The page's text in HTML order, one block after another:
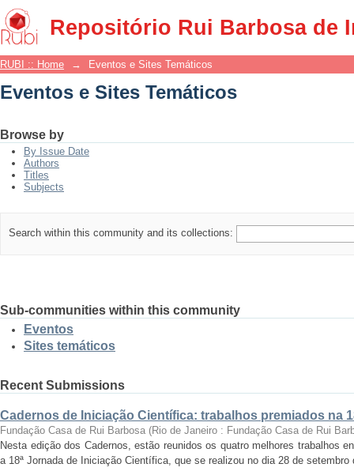
Repositório Rui Barbosa de
Eventos e Sites Temáticos
RUBI :: Home → Eventos e Sites Temáticos
Eventos e Sites Temáticos
Browse by
By Issue Date
Authors
Titles
Subjects
Search within this community and its collections:
Sub-communities within this community
Eventos
Sites temáticos
Recent Submissions
Cadernos de Iniciação Científica: trabalhos premiados na
Fundação Casa de Rui Barbosa (Rio de Janeiro : Fundação Casa de Rui
Nesta edição dos Cadernos, estão reunidos os quatro melhores trabalhos
a 18ª Jornada de Iniciação Científica, que se realizou no dia 28 de